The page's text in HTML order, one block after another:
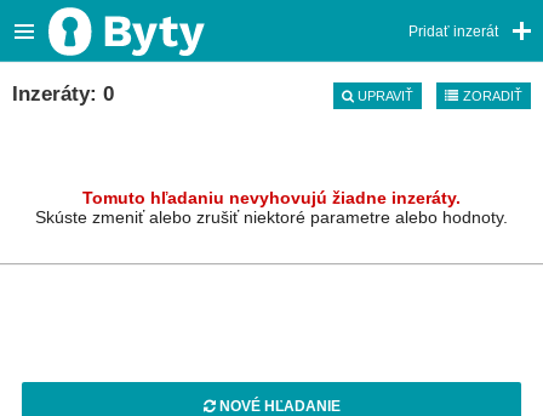
Pridať inzerát
Inzeráty: 0 UPRAVIŤ ZORADIŤ
Tomuto hľadaniu nevyhovujú žiadne inzeráty.
Skúste zmeniť alebo zrušiť niektoré parametre alebo hodnoty.
NOVÉ HĽADANIE